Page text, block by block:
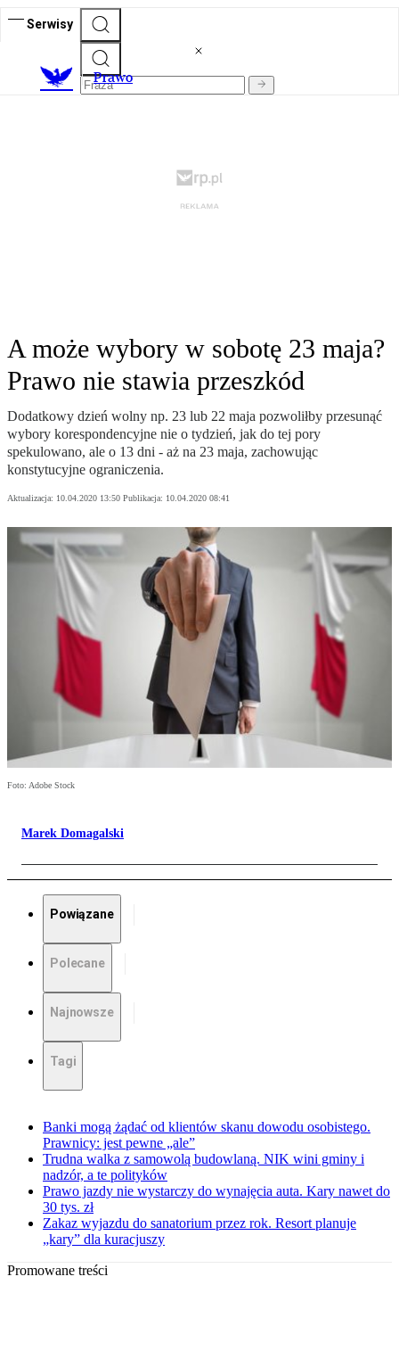
Serwisy
Prawo
A może wybory w sobotę 23 maja?
Prawo nie stawia przeszkód
Dodatkowy dzień wolny np. 23 lub 22 maja pozwoliłby przesunąć
wybory korespondencyjne nie o tydzień, jak do tej pory
spekulowano, ale o 13 dni - aż na 23 maja, zachowując
konstytucyjne ograniczenia.
Aktualizacja: 10.04.2020 13:50 Publikacja: 10.04.2020 08:41
Foto: Adobe Stock
Marek Domagalski
Powiązane
Polecane
Najnowsze
Tagi
Banki mogą żądać od klientów skanu dowodu osobistego.
Prawnicy: jest pewne „ale”
Trudna walka z samowolą budowlaną. NIK wini gminy i
nadzór, a te polityków
Prawo jazdy nie wystarczy do wynajęcia auta. Kary nawet do
30 tys. zł
Zakaz wyjazdu do sanatorium przez rok. Resort planuje
„kary” dla kuracjuszy
Promowane treści